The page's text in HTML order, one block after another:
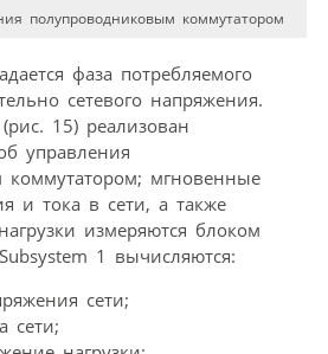
полупроводниковым коммутатором
фаза потребляемого
сетевого напряжения.
15) реализован
управления
мгновенные
и тока в сети, а также
измеряются блоком
1 вычисляются:
сети;
сети;